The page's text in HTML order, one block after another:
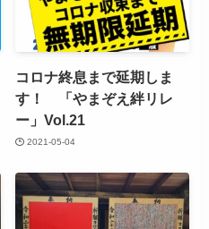
コロナ終息まで延期しま
す！ 「やまぞえ絆リレ
ー」Vol.21
2021-05-04